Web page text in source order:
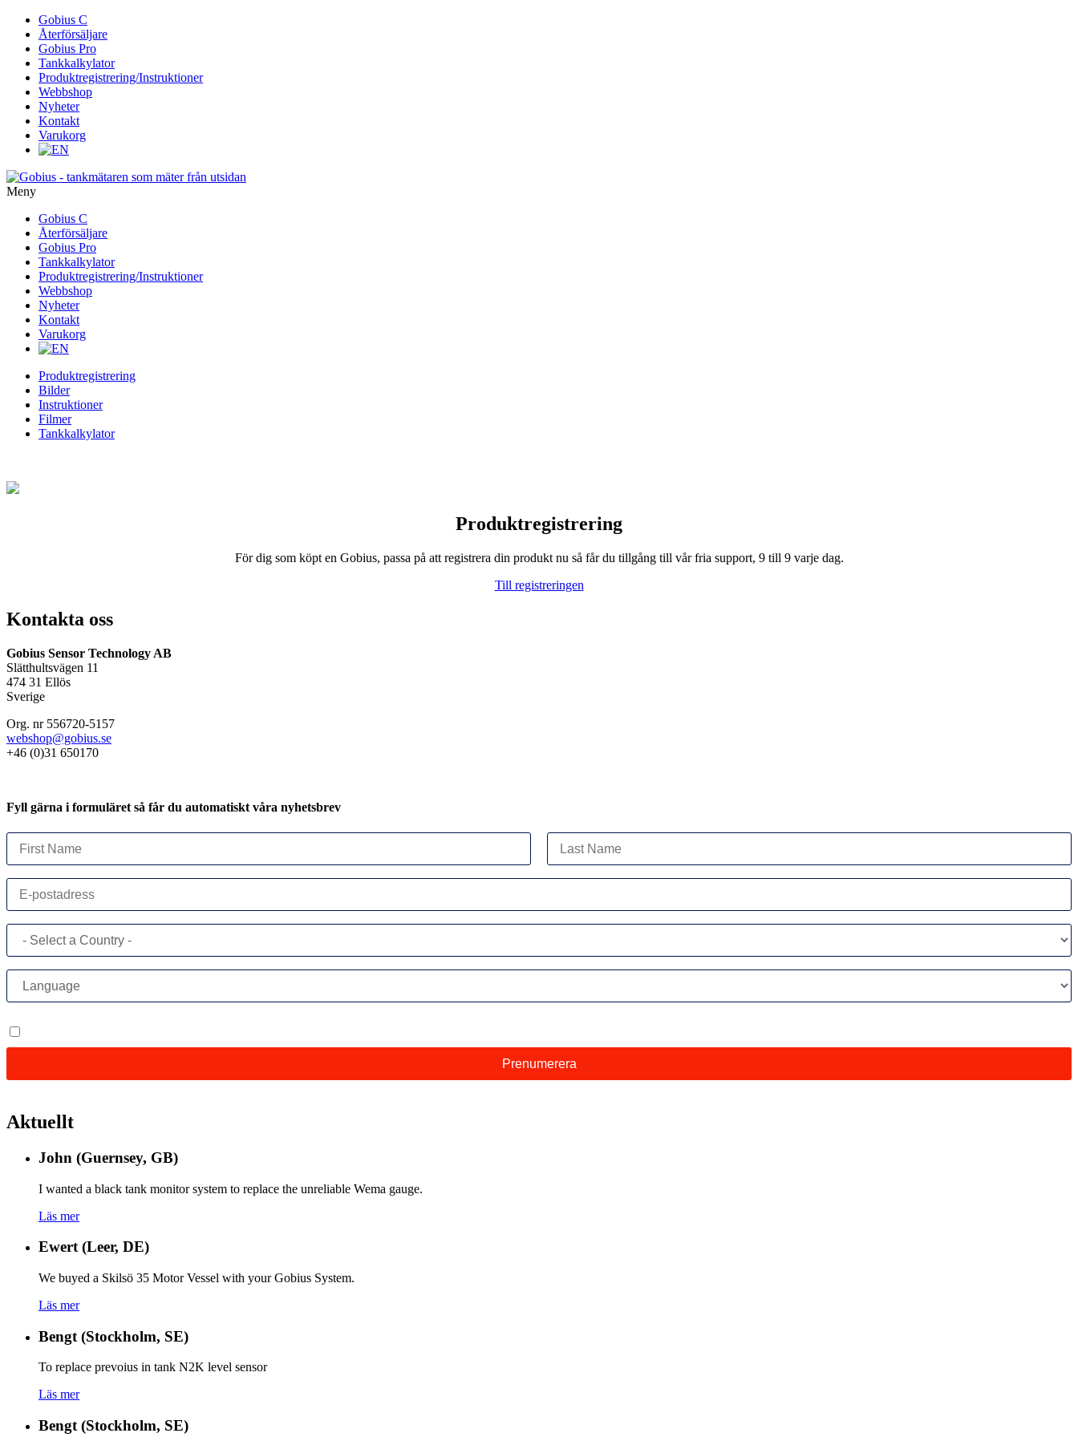
vidare
innehåll
Gobius C
Återförsäljare
Gobius Pro
Tankkalkylator
Produktregistrering/Instruktioner
Webbshop
Nyheter
Kontakt
Varukorg
Meny
vidare
innehåll
Gobius C
Återförsäljare
Gobius Pro
Tankkalkylator
Produktregistrering/Instruktioner
Webbshop
Nyheter
Kontakt
Varukorg
Produktregistrering
Bilder
Instruktioner
Filmer
Tankkalkylator
Produktregistrering
För dig som köpt en Gobius, passa på att registrera din produkt nu så får du tillgång till vår fria support, 9 till 9 varje dag.
Till registreringen
Kontakta oss
Gobius Sensor Technology AB
Slätthultsvägen 11
474 31 Ellös
Sverige
Org. nr 556720-5157
webshop@gobius.se
+46 (0)31 650170
Fyll gärna i formuläret så får du automatiskt våra nyhetsbrev
Aktuellt
John (Guernsey, GB)
I wanted a black tank monitor system to replace the unreliable Wema gauge.
Läs mer
Ewert (Leer, DE)
We buyed a Skilsö 35 Motor Vessel with your Gobius System.
Läs mer
Bengt (Stockholm, SE)
To replace prevoius in tank N2K level sensor
Läs mer
Bengt (Stockholm, SE)